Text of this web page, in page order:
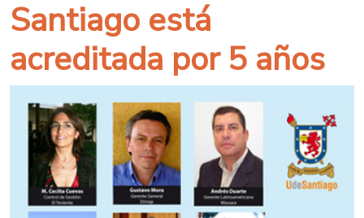
Santiago está
acreditada por 5 años